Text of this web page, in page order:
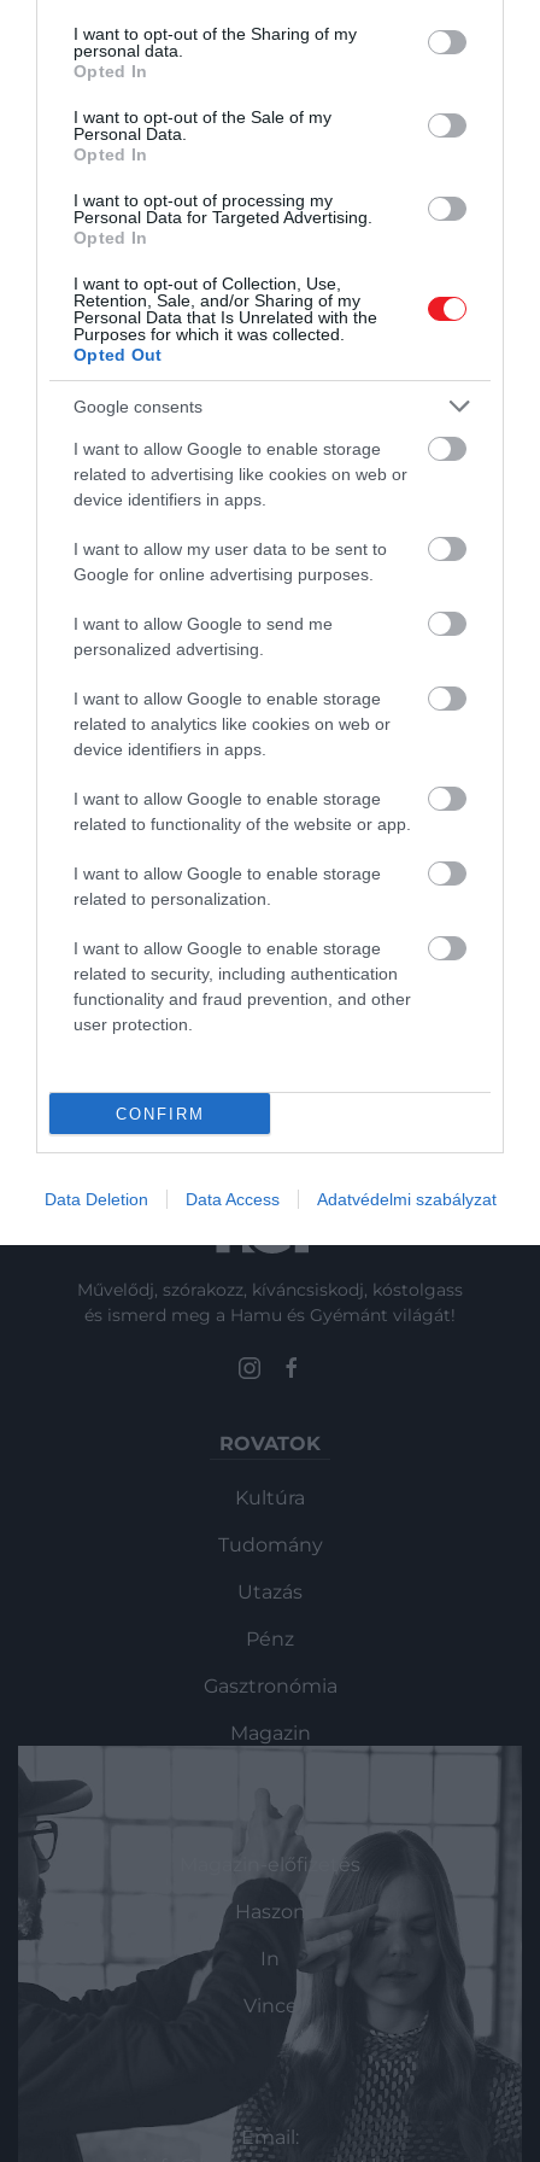
not limited to your visit or usage behaviour. You may click to
grant or deny consent to Google and its third-party tags to
use your data for below specified purposes in below Google
consent section.
I want to opt-out of the Sharing of my
personal data.
Opted In
I want to opt-out of the Sale of my
Personal Data.
Opted In
I want to opt-out of processing my
Personal Data for Targeted Advertising.
Opted In
I want to opt-out of Collection, Use,
Retention, Sale, and/or Sharing of my
Personal Data that Is Unrelated with the
Purposes for which it was collected.
Opted Out
Google consents
I want to allow Google to enable storage
related to advertising like cookies on web or
device identifiers in apps.
I want to allow my user data to be sent to
Google for online advertising purposes.
I want to allow Google to send me
personalized advertising.
I want to allow Google to enable storage
related to analytics like cookies on web or
device identifiers in apps.
I want to allow Google to enable storage
related to functionality of the website or app.
I want to allow Google to enable storage
related to personalization.
I want to allow Google to enable storage
related to security, including authentication
functionality and fraud prevention, and other
user protection.
CONFIRM
Data Deletion Data Access Adatvédelmi szabályzat
Egyedi minták, kisszériás darabok és
különleges elemek jellemzik a főváros
Campus Kopaszi-öböl felöli földszintjén
található Zazie Bistro & Bárt. Az étterem
kialakított terekben, a természet…
2023. DECEMBER 7. ● HAMU ÉS GYÉMÁNT
Egyedülálló élményt ad
Budapesten a különleges…
Művelődj, szórakozz, kíváncsiskodj, kóstolgass
és ismerd meg a Hamu és Gyémánt világát!
ROVATOK
Kultúra
Tudomány
Utazás
Pénz
Gasztronómia
Magazin
HG MEDIA
Magazin-előfizetés
Haszon
In
Vince
Email: